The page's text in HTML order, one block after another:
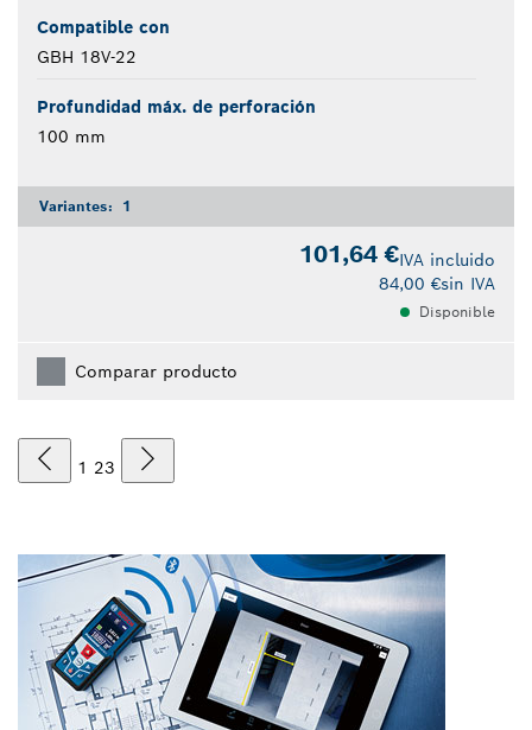
Compatible con
GBH 18V-22
Profundidad máx. de perforación
100 mm
Variantes: 1
101,64 €IVA incluido
84,00 €sin IVA
Disponible
Comparar producto
1 23